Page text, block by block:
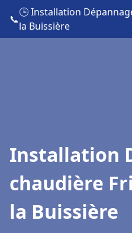
📞
🕒 Installation
la Buissière
Installation
chaudière
la Buissière